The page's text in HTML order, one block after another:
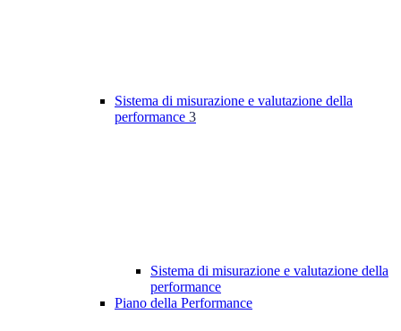
Sistema di misurazione e valutazione della
performance 3
Sistema di misurazione e valutazione della
performance
Piano della Performance